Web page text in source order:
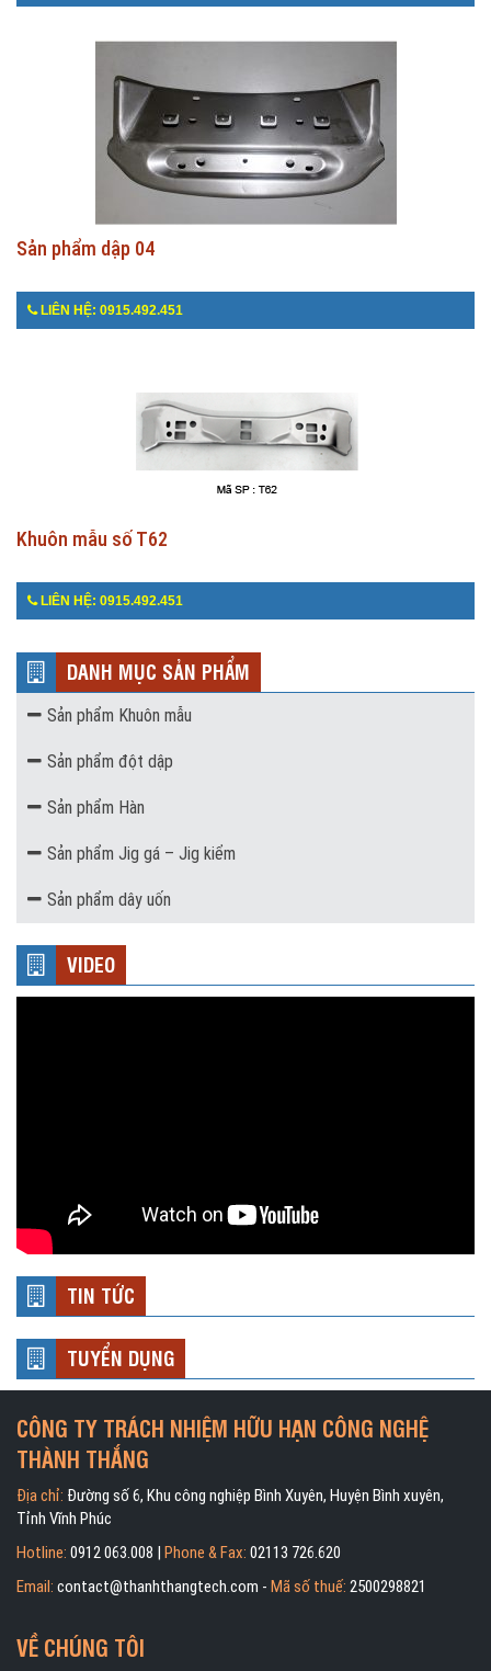
Sản phẩm dập 04
LIÊN HỆ: 0915.492.451
Khuôn mẫu số T62
LIÊN HỆ: 0915.492.451
DANH MỤC SẢN PHẨM
Sản phẩm Khuôn mẫu
Sản phẩm đột dập
Sản phẩm Hàn
Sản phẩm Jig gá – Jig kiểm
Sản phẩm dây uốn
VIDEO
TIN TỨC
TUYỂN DỤNG
CÔNG TY TRÁCH NHIỆM HỮU HẠN CÔNG NGHỆ
THÀNH THẮNG
Địa chỉ: Đường số 6, Khu công nghiệp Bình Xuyên, Huyện Bình xuyên,
Tỉnh Vĩnh Phúc
Hotline: 0912 063.008 | Phone & Fax: 02113 726.620
Email: contact@thanhthangtech.com - Mã số thuế: 2500298821
VỀ CHÚNG TÔI